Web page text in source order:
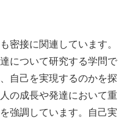
密接に関連しています。
について研究する学問で
自己を実現するのかを探
の成長や発達において重
強調しています。自己実